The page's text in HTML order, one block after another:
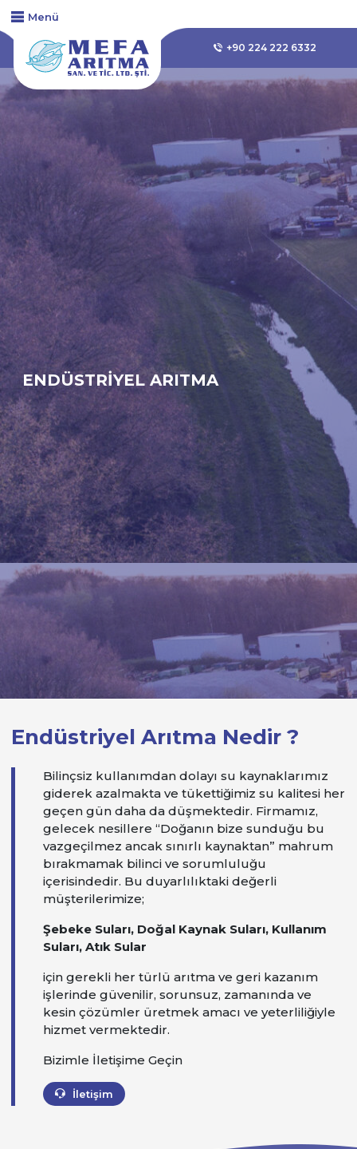
Menü
+90 224 222 6332
ENDÜSTRİYEL ARITMA
Endüstriyel Arıtma Nedir ?
Bilinçsiz kullanımdan dolayı su kaynaklarımız
giderek azalmakta ve tükettiğimiz su kalitesi her
geçen gün daha da düşmektedir. Firmamız,
gelecek nesillere “Doğanın bize sunduğu bu
vazgeçilmez ancak sınırlı kaynaktan” mahrum
bırakmamak bilinci ve sorumluluğu
içerisindedir. Bu duyarlılıktaki değerli
müşterilerimize;
Şebeke Suları, Doğal Kaynak Suları, Kullanım
Suları, Atık Sular
için gerekli her türlü arıtma ve geri kazanım
işlerinde güvenilir, sorunsuz, zamanında ve
kesin çözümler üretmek amacı ve yeterliliğiyle
hizmet vermektedir.
Bizimle İletişime Geçin
İletişim